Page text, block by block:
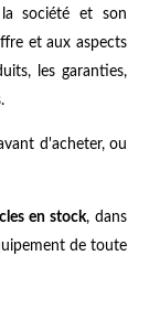
société et son
et aux aspects
les garanties,
d'acheter, ou
en stock, dans
de toute